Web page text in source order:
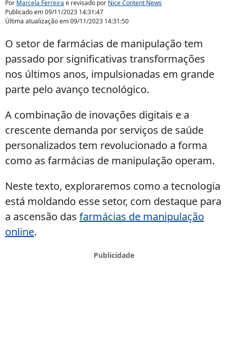
Por Marcela Ferreira e revisado por Nice Content News
Publicado em09/11/2023 14:31:47
Última atualização em09/11/2023 14:31:50
O setor de farmácias de manipulação tem
passado por significativas transformações
nos últimos anos, impulsionadas em grande
parte pelo avanço tecnológico.
A combinação de inovações digitais e a
crescente demanda por serviços de saúde
personalizados tem revolucionado a forma
como as farmácias de manipulação operam.
Neste texto, exploraremos como a tecnologia
está moldando esse setor, com destaque para
a ascensão das farmácias de manipulação
online.